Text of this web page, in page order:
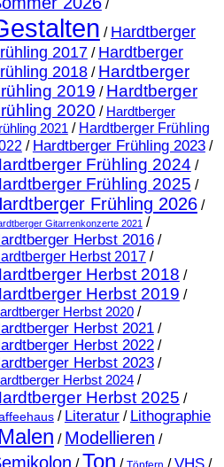
/
/ Hardtberger
2017/ Hardtberger
2018/ Hardtberger
2019 / Hardtberger
2020 / Hardtberger
2021 / Hardtberger Frühling
/ Hardtberger Frühling 2023/
Frühling 2024 /
Frühling 2025 /
Frühling 2026/
Gitarrenkonzerte 2021 /
Herbst 2016/
Herbst 2017/
Herbst 2018 /
Herbst 2019 /
Herbst 2020/
Herbst 2021/
Herbst 2022/
Herbst 2023/
Herbst 2024/
Herbst 2025 /
/ Literatur/ Lithographie
Malen / Modellieren /
Ton